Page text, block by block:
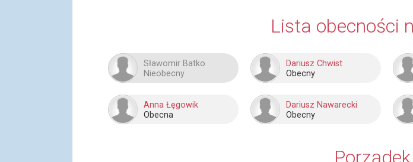
Lista obecności
Sławomir Batko
Nieobecny
Dariusz Chwist
Obecny
Anna Łęgowik
Obecna
Dariusz Nawarecki
Obecny